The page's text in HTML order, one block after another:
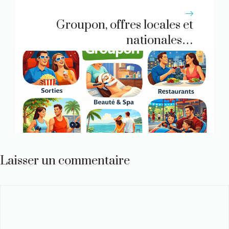
Groupon, offres locales et
nationales…
Laisser un commentaire